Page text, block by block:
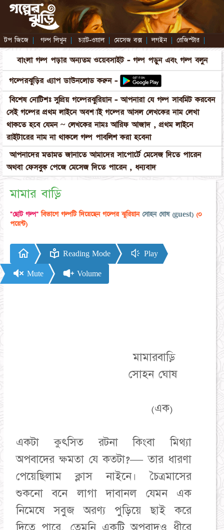
টপ জিজে | গল্প লিখুন | চ্যাট-ওয়াল | মেসেজ বক্স | লগইন | রেজিস্টার |
বাংলা গল্প পড়ার অন্যতম ওয়েবসাইট - গল্প পড়ুন এবং গল্প বলুন
গল্পেরঝুড়ির এ্যাপ ডাউনলোড করুন -
বিশেষ নোটিশঃ সুপ্রিয় গল্পেরঝুরিয়ান - আপনারা যে গল্প সাবমিট করবেন
সেই গল্পের প্রথম লাইনে অবশ্যাই গল্পের আসল লেখকের নাম লেখা
থাকতে হবে যেমন ~ লেখকের নামঃ আরিফ আজাদ , প্রথম লাইনে
রাইটারের নাম না থাকলে গল্প পাবলিশ করা হবেনা
আপনাদের মতামত জানাতে আমাদের সাপোর্টে মেসেজ দিতে পারেন
অথবা ফেসবুক পেজে মেসেজ দিতে পারেন , ধন্যবাদ
মামার বাড়ি
"ছোট গল্প" বিভাগে গল্পটি দিয়েছেন গল্পের ঝুরিয়ান সোহন ঘোষ (guest) (০
পয়েন্ট)
Reading Mode Play
Mute Volume